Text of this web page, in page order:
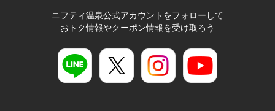
ニフティ温泉公式アカウントをフォローして
おトク情報やクーポン情報を受け取ろう